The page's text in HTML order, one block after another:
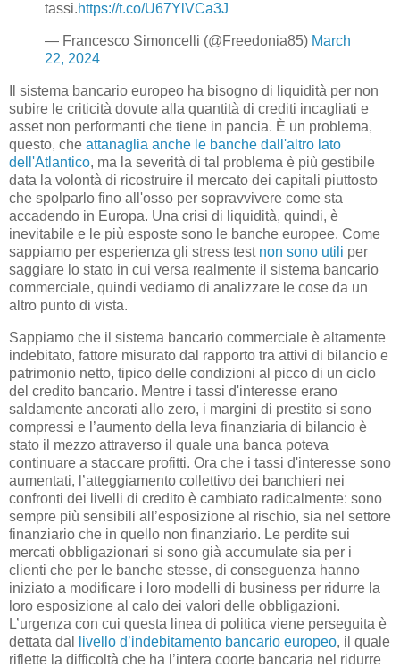
tassi.https://t.co/U67YlVCa3J
— Francesco Simoncelli (@Freedonia85) March
22, 2024
Il sistema bancario europeo ha bisogno di liquidità per non
subire le criticità dovute alla quantità di crediti incagliati e
asset non performanti che tiene in pancia. È un problema,
questo, che attanaglia anche le banche dall'altro lato
dell'Atlantico, ma la severità di tal problema è più gestibile
data la volontà di ricostruire il mercato dei capitali piuttosto
che spolparlo fino all'osso per sopravvivere come sta
accadendo in Europa. Una crisi di liquidità, quindi, è
inevitabile e le più esposte sono le banche europee. Come
sappiamo per esperienza gli stress test non sono utili per
saggiare lo stato in cui versa realmente il sistema bancario
commerciale, quindi vediamo di analizzare le cose da un
altro punto di vista.
Sappiamo che il sistema bancario commerciale è altamente
indebitato, fattore misurato dal rapporto tra attivi di bilancio e
patrimonio netto, tipico delle condizioni al picco di un ciclo
del credito bancario. Mentre i tassi d'interesse erano
saldamente ancorati allo zero, i margini di prestito si sono
compressi e l’aumento della leva finanziaria di bilancio è
stato il mezzo attraverso il quale una banca poteva
continuare a staccare profitti. Ora che i tassi d'interesse sono
aumentati, l’atteggiamento collettivo dei banchieri nei
confronti dei livelli di credito è cambiato radicalmente: sono
sempre più sensibili all’esposizione al rischio, sia nel settore
finanziario che in quello non finanziario. Le perdite sui
mercati obbligazionari si sono già accumulate sia per i
clienti che per le banche stesse, di conseguenza hanno
iniziato a modificare i loro modelli di business per ridurre la
loro esposizione al calo dei valori delle obbligazioni.
L’urgenza con cui questa linea di politica viene perseguita è
dettata dal
livello d’indebitamento bancario europeo, il quale
riflette la difficoltà che ha l’intera coorte bancaria nel ridurre